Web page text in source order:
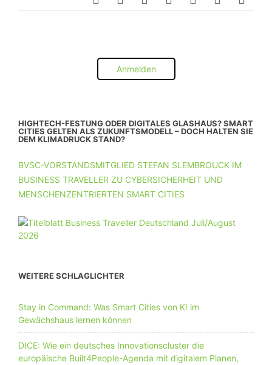
Anmelden
HIGHTECH-FESTUNG ODER DIGITALES GLASHAUS? SMART
CITIES GELTEN ALS ZUKUNFTSMODELL – DOCH HALTEN SIE
DEM KLIMADRUCK STAND?
BVSC-VORSTANDSMITGLIED STEFAN SLEMBROUCK IM
BUSINESS TRAVELLER ZU CYBERSICHERHEIT UND
MENSCHENZENTRIERTEN SMART CITIES
WEITERE SCHLAGLICHTER
Stay in Command: Was Smart Cities von KI im
Gewächshaus lernen können
DICE: Wie ein deutsches Innovationscluster die
europäische Built4People-Agenda mit digitalem Planen,